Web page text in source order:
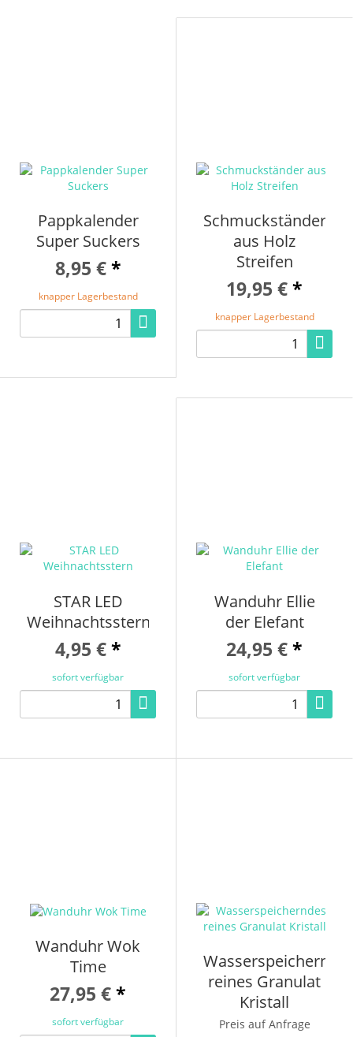
Pappkalender
Super Suckers
8,95 € *
knapper Lagerbestand
Schmuckständer
aus Holz
Streifen
19,95 €*
knapper Lagerbestand
STAR LED
Weihnachtsstern
4,95 € *
sofort verfügbar
Wanduhr Ellie
der Elefant
24,95 €*
sofort verfügbar
Wanduhr Wok
Time
27,95 €*
sofort verfügbar
reines Granulat
Kristall
Preis auf Anfrage